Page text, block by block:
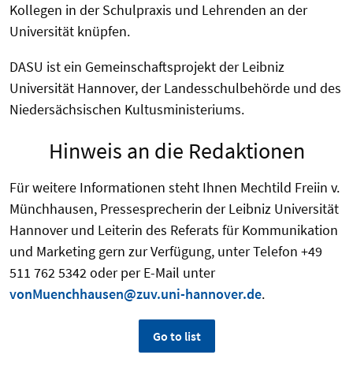
Kollegen in der Schulpraxis und Lehrenden an der
Universität knüpfen.
DASU ist ein Gemeinschaftsprojekt der Leibniz
Universität Hannover, der Landesschulbehörde und des
Niedersächsischen Kultusministeriums.
Hinweis an die Redaktionen
Für weitere Informationen steht Ihnen Mechtild Freiin v.
Münchhausen, Pressesprecherin der Leibniz Universität
Hannover und Leiterin des Referats für Kommunikation
und Marketing gern zur Verfügung, unter Telefon +49
511 762 5342 oder per E-Mail unter
vonMuenchhausen@zuv.uni-hannover.de.
Go to list